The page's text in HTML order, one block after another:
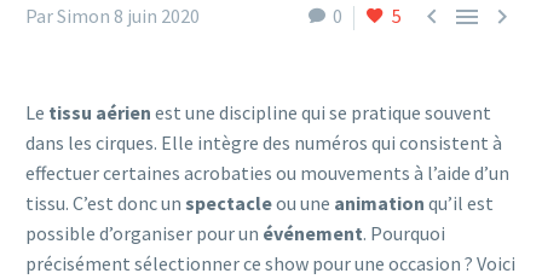
0 5   
Par Simon 8 juin 2020
Le tissu aérien est une discipline qui se pratique souvent
dans les cirques. Elle intègre des numéros qui consistent à
effectuer certaines acrobaties ou mouvements à l’aide d’un
tissu. C’est donc un spectacleou une animation qu’il est
possible d’organiser pour un événement. Pourquoi
précisément sélectionner ce show pour une occasion ? Voici